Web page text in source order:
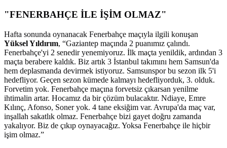
"FENERBAHÇE İLE İŞİM OLMAZ"
Hafta sonunda oynanacak Fenerbahçe maçıyla ilgili konuşan
Yüksel Yıldırım, “Gaziantep maçında 2 puanımız çalındı.
Fenerbahçe'yi 2 senedir yenemiyoruz. İlk maçta yenildik, ardından 3
maçta berabere kaldık. Biz artık 3 İstanbul takımını hem Samsun'da
hem deplasmanda devirmek istiyoruz. Samsunspor bu sezon ilk 5'i
hedefliyor. Geçen sezon kümede kalmayı hedefliyorduk, 3. olduk.
Forvetim yok. Fenerbahçe maçına forvetsiz çıkarsan yenilme
ihtimalin artar. Hocamız da bir çözüm bulacaktır. Ndiaye, Emre
Kılınç, Afonso, Soner yok. 4 tane eksiğim var. Avrupa'da maç var,
inşallah sakatlık olmaz. Fenerbahçe bizi gayet doğru zamanda
yakalıyor. Biz de çıkıp oynayacağız. Yoksa Fenerbahçe ile hiçbir
işim olmaz.”